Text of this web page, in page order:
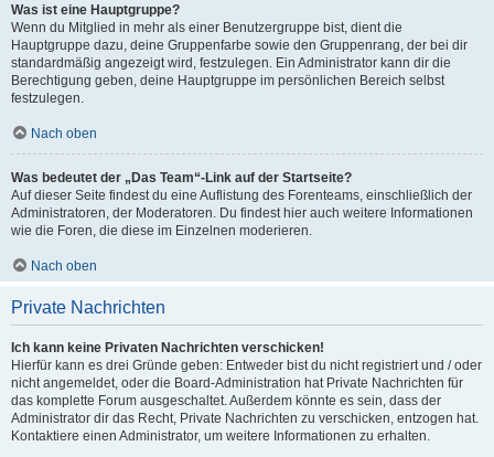
Was ist eine Hauptgruppe?
Wenn du Mitglied in mehr als einer Benutzergruppe bist, dient die
Hauptgruppe dazu, deine Gruppenfarbe sowie den Gruppenrang, der bei dir
standardmäßig angezeigt wird, festzulegen. Ein Administrator kann dir die
Berechtigung geben, deine Hauptgruppe im persönlichen Bereich selbst
festzulegen.
Nach oben
Was bedeutet der „Das Team“-Link auf der Startseite?
Auf dieser Seite findest du eine Auflistung des Forenteams, einschließlich der
Administratoren, der Moderatoren. Du findest hier auch weitere Informationen
wie die Foren, die diese im Einzelnen moderieren.
Nach oben
Private Nachrichten
Ich kann keine Privaten Nachrichten verschicken!
Hierfür kann es drei Gründe geben: Entweder bist du nicht registriert und / oder
nicht angemeldet, oder die Board-Administration hat Private Nachrichten für
das komplette Forum ausgeschaltet. Außerdem könnte es sein, dass der
Administrator dir das Recht, Private Nachrichten zu verschicken, entzogen hat.
Kontaktiere einen Administrator, um weitere Informationen zu erhalten.